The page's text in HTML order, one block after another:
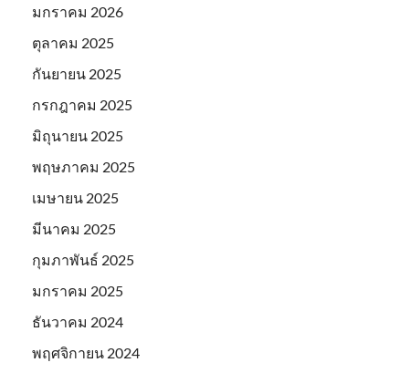
มกราคม 2026
ตุลาคม 2025
กันยายน 2025
กรกฎาคม 2025
มิถุนายน 2025
พฤษภาคม 2025
เมษายน 2025
มีนาคม 2025
กุมภาพันธ์ 2025
มกราคม 2025
ธันวาคม 2024
พฤศจิกายน 2024